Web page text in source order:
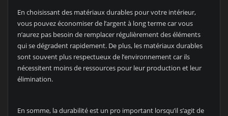
En choisissant des matériaux durables pour votre intérieur,
vous pouvez économiser de l’argent à long terme car vous
n’aurez pas besoin de remplacer régulièrement des éléments
qui se dégradent rapidement. De plus, les matériaux durables
sont souvent plus respectueux de l’environnement car ils
nécessitent moins de ressources pour leur production et leur
élimination.
En somme, la durabilité est un pro important lorsqu’il s’agit de